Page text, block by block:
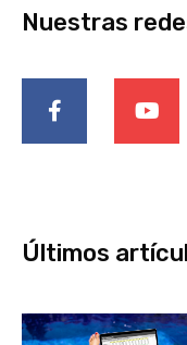
Nuestras
Últimos